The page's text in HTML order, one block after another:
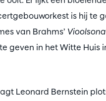
is hij te
van Brahms’
geven in het Witte Huis
Leonard Bernstein